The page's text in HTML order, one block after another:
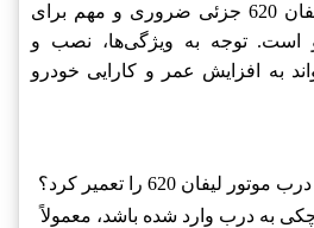
در خاتمه، درب موتور لیفان 620 جزئی ضروری و مهم برای
است. توجه به ویژگی‌ها، نصب و
به افزایش عمر و کارایی خودرو
لیفان 620 را تعمیر کرد؟
به درب وارد شده باشد، معمولاً